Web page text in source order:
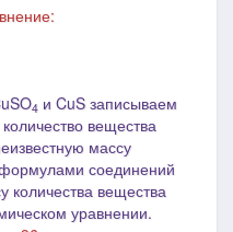
4 и CuS записываем
вещества
массу
соединений
количества вещества
уравнении.